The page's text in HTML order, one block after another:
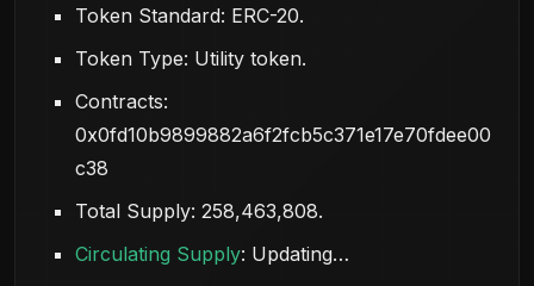
Token Standard: ERC-20.
Token Type: Utility token.
Contracts:
0x0fd10b9899882a6f2fcb5c371e17e70fdee00
c38
Total Supply: 258,463,808.
Circulating Supply: Updating…